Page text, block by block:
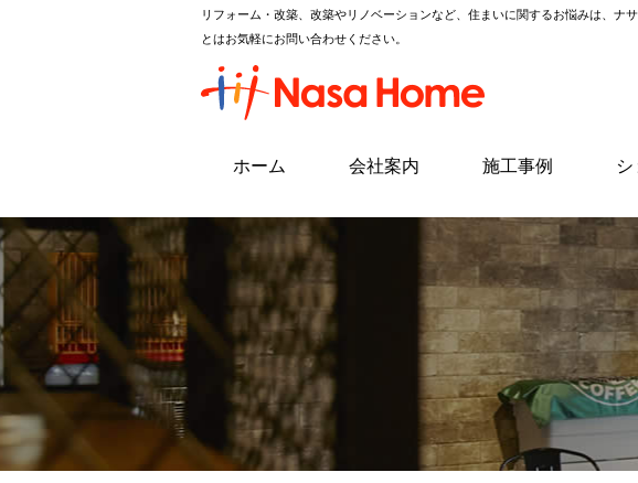
リフォーム・改築、改築やリノベーションなど、住まいに関するお悩みは、ナ
とはお気軽にお問い合わせください。
ホーム 会社案内 施工事例